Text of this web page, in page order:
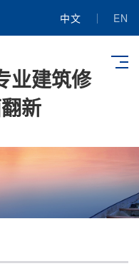
中文 EN
业建筑修
新